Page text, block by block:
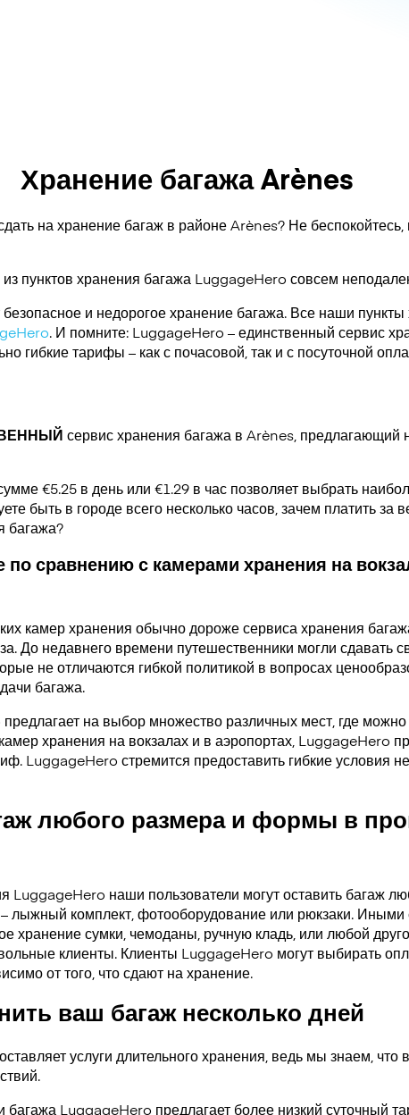
Хранение багажа Arènes
на хранение багаж в районе Arènes? Не
пунктов хранения багажа LuggageHero совсем
и недорогое хранение багажа. Все наши пункты
. И помните: LuggageHero – единственный сервис
гибкие тарифы – как с почасовой, так и с посуточной
сервис хранения багажа в Arènes, предлагающий
€5.25 в день или €1.29 в час позволяет выбрать
быть в городе всего несколько часов, зачем платить за
багажа?
сравнению с камерами хранения на
камер хранения обычно дороже сервиса хранения
До недавнего времени путешественники могли сдавать
не отличаются гибкой политикой в вопросах
багажа.
на выбор множество различных мест, где можно
хранения на вокзалах и в аэропортах, LuggageHero
LuggageHero стремится предоставить гибкие условия
любого размера и формы в
LuggageHero наши пользователи могут оставить багаж
лыжный комплект, фотооборудование или рюкзаки. Иными
хранение сумки, чемоданы, ручную кладь, или любой
клиенты. Клиенты LuggageHero могут выбирать
от того, что сдают на хранение.
ваш багаж несколько дней
услуги длительного хранения, ведь мы знаем, что
багажа LuggageHero предлагает более низкий суточный